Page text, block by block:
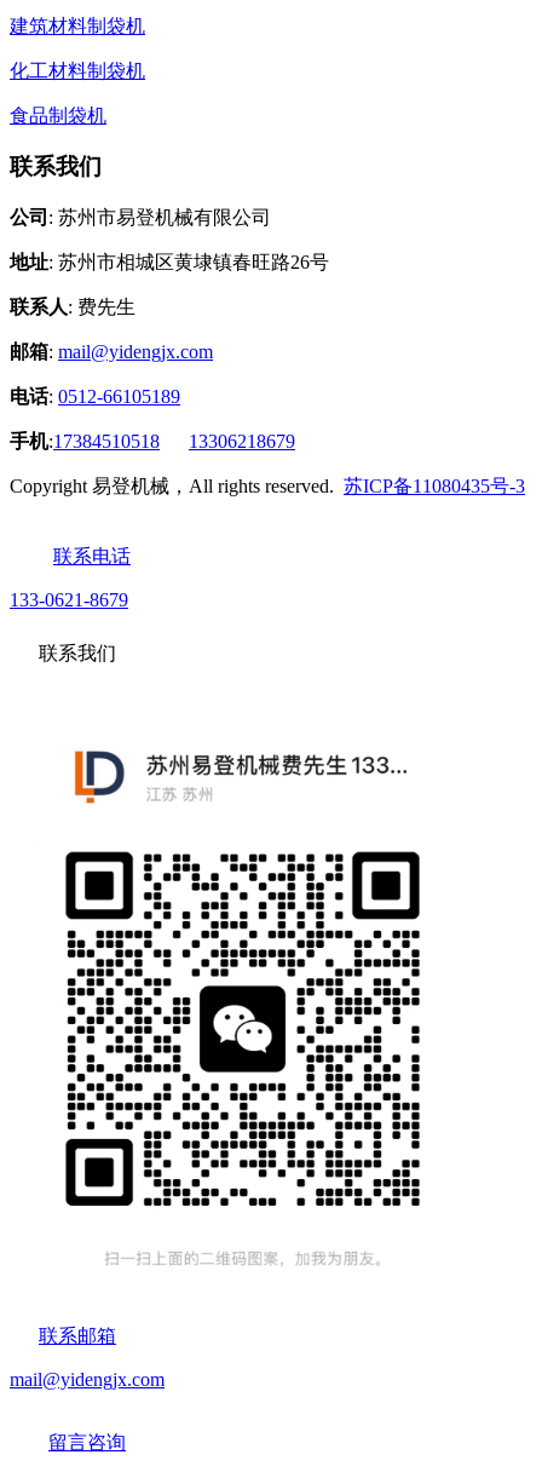
建筑材料制袋机
化工材料制袋机
食品制袋机
联系我们
公司 : 苏州市易登机械有限公司
地址: 苏州市相城区黄埭镇春旺路26号
联系人: 费先生
邮箱: mail@yidengjx.com
电话: 0512-66105189
手机:17384510518 13306218679
Copyright 易登机械，All rights reserved. 苏ICP备11080435号-3
联系电话
133-0621-8679
联系我们
联系邮箱
mail@yidengjx.com
留言咨询